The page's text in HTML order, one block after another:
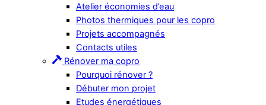
Atelier économies d’eau
Photos thermiques pour les copro
Projets accompagnés
Contacts utiles
Rénover ma copro
Pourquoi rénover ?
Débuter mon projet
Etudes énergétiques